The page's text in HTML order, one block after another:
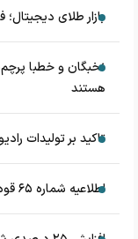
بازار طلای
نخبگان و خطبا
هستند
تاکید بر تولیدات
اطلاعیه شماره ۶۵ قوه قضاییه درباره جنگ تحمیلی سوم